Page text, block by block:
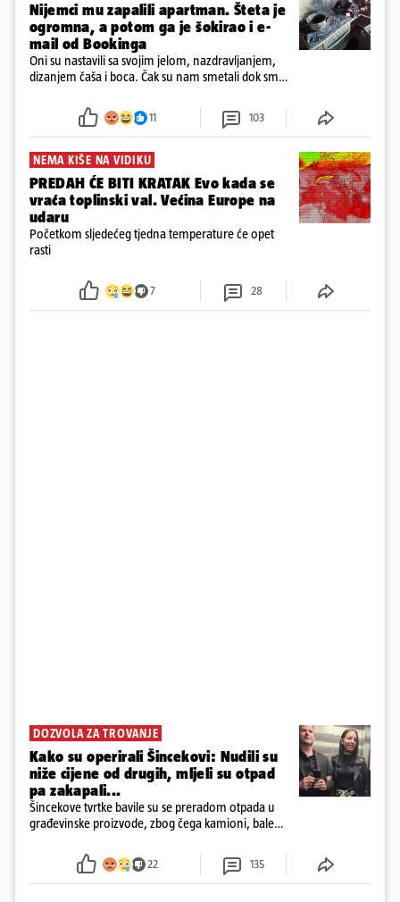
Nijemci mu zapalili apartman. Šteta je
ogromna, a potom ga je šokirao i e-
mail od Bookinga
Oni su nastavili sa svojim jelom, nazdravljanjem,
dizanjem čaša i boca. Čak su nam smetali dok smo
požar, rekao je vlasnik
11 103
NEMA KIŠE NA VIDIKU
PREDAH ĆE BITI KRATAK Evo kada se
vraća toplinski val. Većina Europe na
udaru
Početkom sljedećeg tjedna temperature će opet
rasti
7 28
DOZVOLA ZA TROVANJE
Kako su operirali Šincekovi: Nudili su
niže cijene od drugih, mljeli su otpad
pa zakapali...
Šincekove tvrtke bavile su se preradom otpada u
građevinske proizvode, zbog čega kamioni, bale
22 135